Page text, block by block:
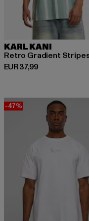
KARL KANI
Retro Gradient
EUR 37,99
Huidige prijs: EUR 37,99
-47%